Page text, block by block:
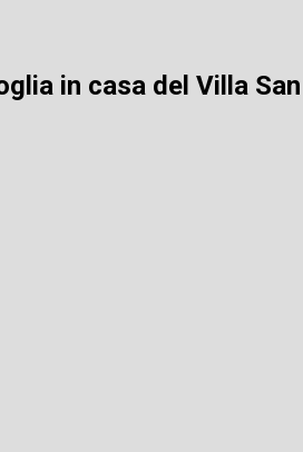
in casa del Villa